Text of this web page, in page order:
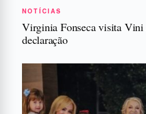
NOTÍCIAS
Virginia Fonseca visita
declaração